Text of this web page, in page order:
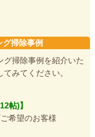
掃除事例
グ掃除事例を紹介いた
みてください。
帖)】
希望のお客様